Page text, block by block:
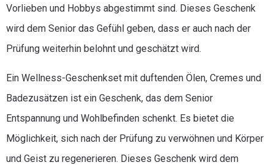
Vorlieben und Hobbys abgestimmt sind. Dieses Geschenk
wird dem Senior das Gefühl geben, dass er auch nach der
Prüfung weiterhin belohnt und geschätzt wird.
Ein Wellness-Geschenkset mit duftenden Ölen, Cremes und
Badezusätzen ist ein Geschenk, das dem Senior
Entspannung und Wohlbefinden schenkt. Es bietet die
Möglichkeit, sich nach der Prüfung zu verwöhnen und Körper
und Geist zu regenerieren. Dieses Geschenk wird dem